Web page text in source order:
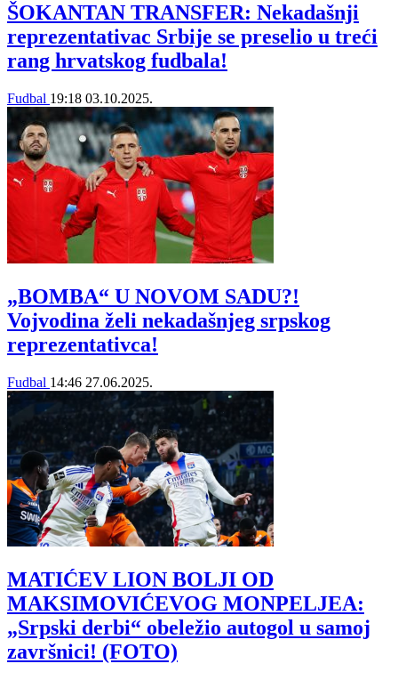
ŠOKANTAN TRANSFER: Nekadašnji
reprezentativac Srbije se preselio u treći
rang hrvatskog fudbala!
Fudbal 19:18 03.10.2025.
„BOMBA“ U NOVOM SADU?!
Vojvodina želi nekadašnjeg srpskog
reprezentativca!
Fudbal 14:46 27.06.2025.
MATIĆEV LION BOLJI OD
MAKSIMOVIĆEVOG MONPELJEA:
„Srpski derbi“ obeležio autogol u samoj
završnici! (FOTO)